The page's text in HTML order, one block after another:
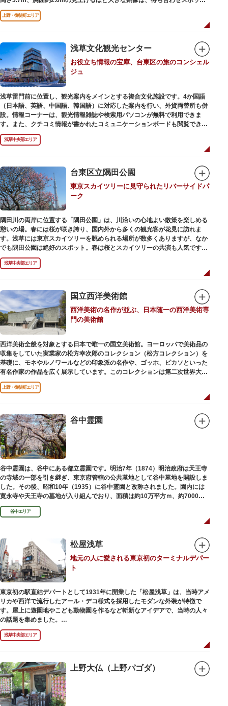
やフォトスポットとして親しまれています。彫刻家、高村光雲によって作ら
れた像は、愛犬のツンと一緒にうさぎ狩りに出かけているところだそう。
上野公園にお立ち寄りの際は、ぜひ「上野の西郷さん」と写真撮影を楽しん
上野・御徒町エリア
浅草文化観光センター
お役立ち情報の宝庫、台東区の旅のコンシェル
ジュ
浅草雷門前に位置し、観光案内をメインとする複合文化施設です。4か国語
（日本語、英語、中国語、韓国語）に対応した案内を行い、外貨両替所も併
設。情報コーナーは、観光情報雑誌や検索用パソコンが無料で利用できま
す。また、クチコミ情報が書かれたコミュニケーションボードも閲覧できる
ので、とっておきの旅のヒントを得られるかも。多目的スペースでは、映像
を活用し台東区のみどころやイベント、歴史、文化を紹介。通常、イスが配
仲見世や、隅田川や東京スカイツリーも一望できるビュースポットとなって
います。
浅草の街並みに溶け込む平屋を重ねたようなおしゃれな外観は、日本を代表
する建築家・隈研吾氏によるデザイン。木の温もりあふれる空間は、初めて
日本を訪れる海外ツーリストにも優しい印象を与えています。
浅草中央部エリア
台東区立隅田公園
東京スカイツリーに見守られたリバーサイドパ
ーク
隅田川の両岸に位置する「隅田公園」は、川沿いの心地よい散策を楽しめる
憩いの場。春には桜が咲き誇り、国内外から多くの観光客が花見に訪れま
す。浅草には東京スカイツリーを眺められる場所が数多くありますが、なか
でも隅田公園は絶好のスポット。春は桜とスカイツリーの共演も人気です。
川沿いにある「隅田公園オープンカフェ」は、店舗の一部を屋外にした開放
的なカフェ・レストラン。綺麗な景色を眺めながら、コーヒー片手にのんび
りと過ごしても良いですね。また、クジラの滑り台が目印の「遊具広場」は
身体を動かせます。
隅田川橋梁に設置された全長約160mの「すみだリバーウォーク」は、東京
スカイツリーまでの最短距離ルートのひとつ。歩道橋の途中にあるガラス床
から隅田川を見下ろしたり、すぐ横を走る電車の迫力を楽しんだり、隅田川
散策にいかがでしょうか。
浅草中央部エリア
国立西洋美術館
西洋美術の名作が並ぶ、日本随一の西洋美術専
門の美術館
西洋美術全般を対象とする日本で唯一の国立美術館。ヨーロッパで美術品の
収集をしていた実業家の松方幸次郎のコレクション（松方コレクション）を
基礎に、モネやルノワールなどの印象派の名作や、ゴッホ、ピカソといった
有名作家の作品を広く展示しています。このコレクションは第二次世界大戦
中にフランス政府に接収され、戦後に専用の美術館を創設することを条件に
日本へ寄贈返還されました。
もの。「ル・コルビュジエの建築作品－近代建築運動への顕著な貢献－」の
構成資産の一つとして東京初の世界文化遺産に登録されています。前庭にも
ロダンの彫刻が展示されており、散策しながら美術鑑賞を楽しめるのも魅力
のひとつ。 ボランティア・スタッフと一緒に鑑賞する「美術トーク」や、解
説を聞きながら本館や前庭を一緒に歩く「建築ツアー」など、初めての来館
でも気軽に楽しめるプログラムも用意されています。
上野・御徒町エリア
谷中霊園
谷中霊園は、谷中にある都立霊園です。明治7年（1874）明治政府は天王寺
の寺域の一部を引き継ぎ、東京府管轄の公共墓地として谷中墓地を開設しま
した。その後、昭和10年（1935）に谷中霊園と改称されました。園内には
寛永寺や天王寺の墓地が入り組んでおり、面積は約10万平方ｍ、約7000基
の墓が並んでいます。園内を通る「さくら通り」は桜の名所となっていま
す。谷中エリア
松屋浅草
地元の人に愛される東京初のターミナルデパー
ト
東京初の駅直結デパートとして1931年に開業した「松屋浅草」は、当時アメ
リカや西洋で流行したアール・デコ様式を採用したモダンな外装が特徴で
す。屋上に遊園地やこども動物園を作るなど斬新なアイデアで、当時の人々
の話題を集めました。
現在は、B1階から地上3階までが松屋浅草の売り場。2012年のリニューアル
で建設当時のシンボル・大時計も復活し、昭和の面影を残す百貨店は今でも
人々に親しまれています。地上1階は 浅草らしい下町銘菓をはじめ、全国か
なので、お土産購入にも便利です。
浅草中央部エリア
上野大仏（上野パゴダ）